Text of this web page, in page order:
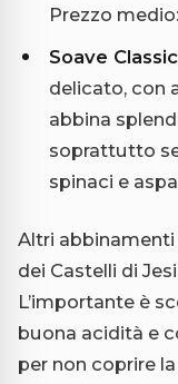
Prezzo
Soave
delicato, con
abbina
soprattutto
spinaci e
Altri
dei Castelli di
L’importante è
buona acidità e
per non coprire